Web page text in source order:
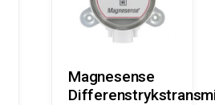
Magnesense